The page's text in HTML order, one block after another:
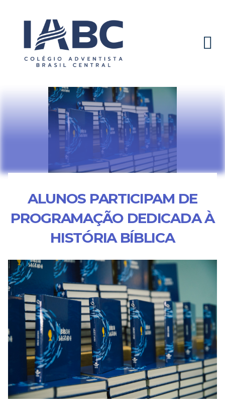
ALUNOS PARTICIPAM DE
PROGRAMAÇÃO DEDICADA À
HISTÓRIA BÍBLICA